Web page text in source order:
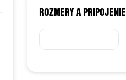
ROZMERY A PRIPOJENIE